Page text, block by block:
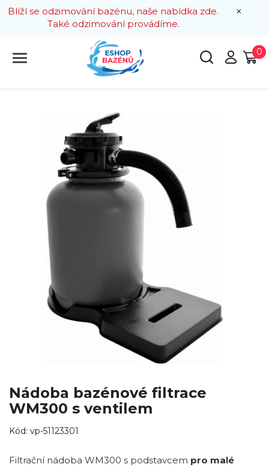
×
Blíží se odzimování bazénu, naše nabídka zde.
Také odzimování provádíme.
0
Nádoba bazénové filtrace
WM300 s ventilem
Kód: vp-51123301
Filtrační nádoba WM300 s podstavcem pro malé